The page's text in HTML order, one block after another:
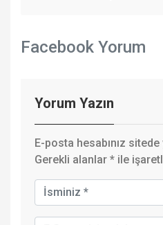
Facebook Yorum
Yorum Yazın
E-posta hesabınız sitede
Gerekli alanlar * ile